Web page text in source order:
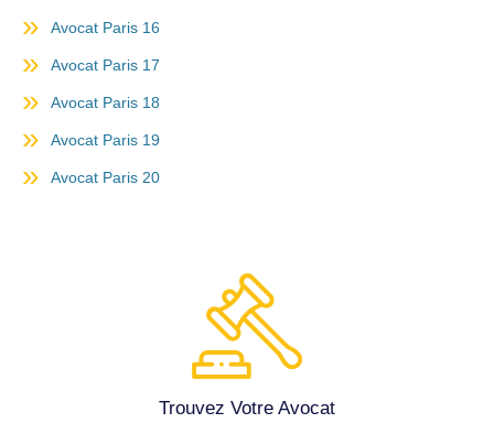
Avocat Paris 16
Avocat Paris 17
Avocat Paris 18
Avocat Paris 19
Avocat Paris 20
Trouvez Votre Avocat